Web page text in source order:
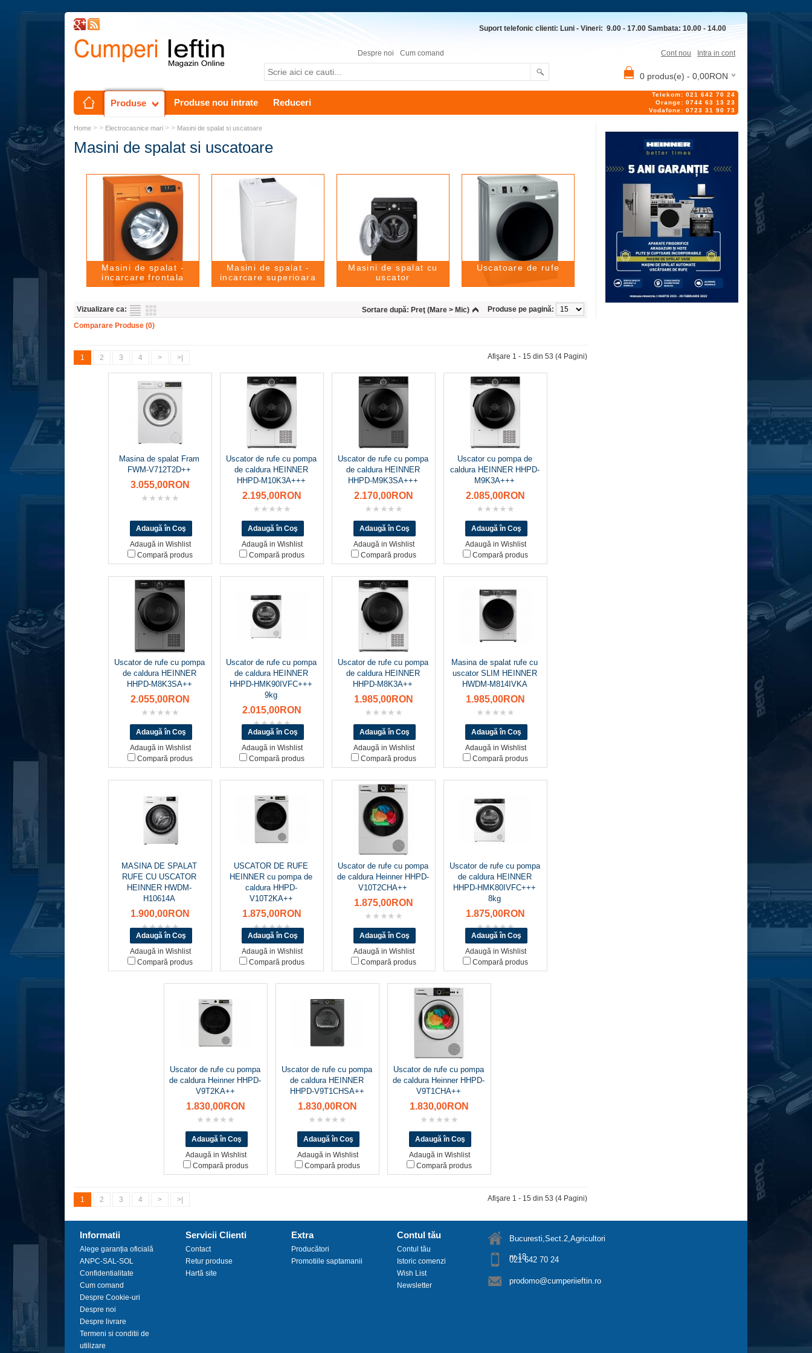
Suport telefonic clienti: Luni - Vineri: 9.00 - 17.00 Sambata: 10.00 - 14.00
Despre noi Cum comand Cont nou Intra in cont
0 produs(e) - 0,00RON
Produse Produse nou intrate Reduceri
Telekom: 021 642 70 24
Orange: 0744 63 13 23
Vodafone: 0723 31 90 73
Home > > Electrocasnice mari > > Masini de spalat si uscatoare
Masini de spalat si uscatoare
Masini de spalat -
incarcare frontala
Masini de spalat -
incarcare superioara
Masini de spalat cu
uscator
Uscatoare de rufe
Vizualizare ca: Produse pe pagină:
Sortare după: Preţ (Mare > Mic)
Comparare Produse (0)
1 2 3 4 > >| Afişare 1 - 15 din 53 (4 Pagini)
Masina de spalat Fram
FWM-V712T2D++
3.055,00RON
Adaugă in Wishlist
Compară produs
Uscator de rufe cu pompa
de caldura HEINNER
HHPD-M10K3A+++
2.195,00RON
Adaugă in Wishlist
Compară produs
Uscator de rufe cu pompa
de caldura HEINNER
HHPD-M9K3SA+++
2.170,00RON
Adaugă in Wishlist
Compară produs
Uscator cu pompa de
caldura HEINNER HHPD-
M9K3A+++
2.085,00RON
Adaugă in Wishlist
Compară produs
Uscator de rufe cu pompa
de caldura HEINNER
HHPD-M8K3SA++
2.055,00RON
Adaugă in Wishlist
Compară produs
Uscator de rufe cu pompa
de caldura HEINNER
HHPD-HMK90IVFC+++
9kg
2.015,00RON
Adaugă in Wishlist
Compară produs
Uscator de rufe cu pompa
de caldura HEINNER
HHPD-M8K3A++
1.985,00RON
Adaugă in Wishlist
Compară produs
Masina de spalat rufe cu
uscator SLIM HEINNER
HWDM-M814IVKA
1.985,00RON
Adaugă in Wishlist
Compară produs
MASINA DE SPALAT
RUFE CU USCATOR
HEINNER HWDM-
H10614A
1.900,00RON
Adaugă in Wishlist
Compară produs
USCATOR DE RUFE
HEINNER cu pompa de
caldura HHPD-
V10T2KA++
1.875,00RON
Adaugă in Wishlist
Compară produs
Uscator de rufe cu pompa
de caldura Heinner HHPD-
V10T2CHA++
1.875,00RON
Adaugă in Wishlist
Compară produs
Uscator de rufe cu pompa
de caldura HEINNER
HHPD-HMK80IVFC+++
8kg
1.875,00RON
Adaugă in Wishlist
Compară produs
Uscator de rufe cu pompa
de caldura Heinner HHPD-
V9T2KA++
1.830,00RON
Adaugă in Wishlist
Compară produs
Uscator de rufe cu pompa
de caldura HEINNER
HHPD-V9T1CHSA++
1.830,00RON
Adaugă in Wishlist
Compară produs
Uscator de rufe cu pompa
de caldura Heinner HHPD-
V9T1CHA++
1.830,00RON
Adaugă in Wishlist
Compară produs
1 2 3 4 > >| Afişare 1 - 15 din 53 (4 Pagini)
Informatii
Alege garanția oficială
ANPC-SAL-SOL
Confidentialitate
Cum comand
Despre Cookie-uri
Despre noi
Despre livrare
Termeni si conditii de
utilizare
Servicii Clienti
Contact
Retur produse
Hartă site
Extra
Producători
Promotiile saptamanii
Contul tău
Contul tău
Istoric comenzi
Wish List
Newsletter
Bucuresti,Sect.2,Agricultori
nr.18
021 642 70 24
prodomo@cumperiieftin.ro